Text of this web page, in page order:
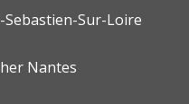
Sur-Loire
Nantes